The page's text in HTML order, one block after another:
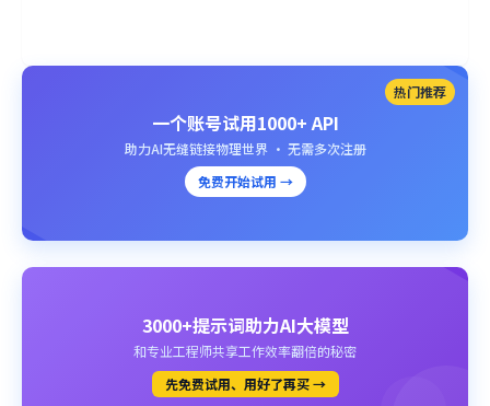
热门推荐
一个账号试用1000+ API
助力AI无缝链接物理世界 · 无需多次注册
免费开始试用 →
3000+提示词助力AI大模型
和专业工程师共享工作效率翻倍的秘密
先免费试用、用好了再买 →